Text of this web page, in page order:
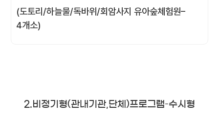
(도토리/하늘물/독바위/회암사지 유아숲체험원–
4개소)
2.비정기형(관내기관,단체)프로그램–수시형